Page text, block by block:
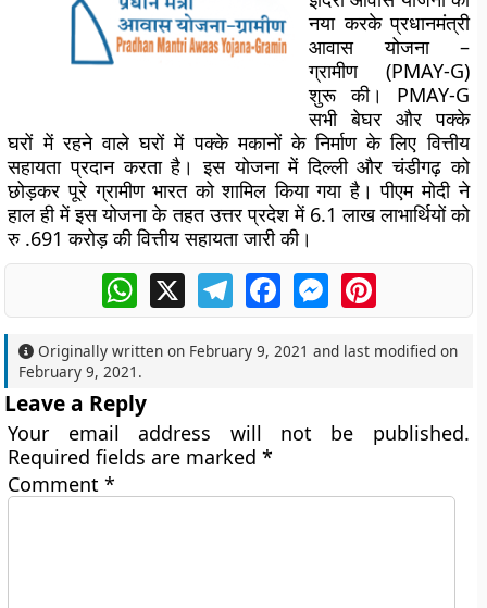
नया करके प्रधानमंत्री
आवास योजना –
ग्रामीण (PMAY-G)
शुरू की। PMAY-G
सभी बेघर और पक्के
घरों में रहने वाले घरों में पक्के मकानों के निर्माण के लिए वित्तीय
सहायता प्रदान करता है। इस योजना में दिल्ली और चंडीगढ़ को
छोड़कर पूरे ग्रामीण भारत को शामिल किया गया है। पीएम मोदी ने
हाल ही में इस योजना के तहत उत्तर प्रदेश में 6.1 लाख लाभार्थियों को
रु .691 करोड़ की वित्तीय सहायता जारी की।
WhatsApp
X TelegramFacebookMessengerPinterest
Originally written on February 9, 2021 and last modified on
February 9, 2021 .
Leave a Reply
Your email address will not be published.
Required fields are marked*
Comment*